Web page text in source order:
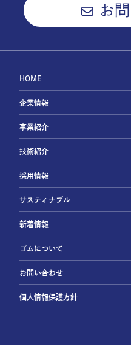
お
HOME
企業情報
事業紹介
技術紹介
採用情報
サスティナブル
新着情報
ゴムについて
お問い合わせ
個人情報保護方針